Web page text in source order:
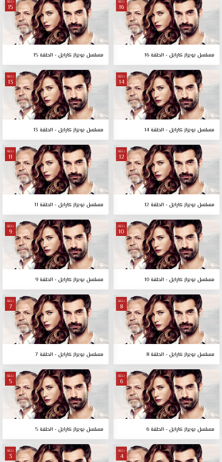
حلقة
16
مسلسل بويراز كارايل - الحلقة 16
حلقة
15
مسلسل بويراز كارايل - الحلقة 15
حلقة
14
مسلسل بويراز كارايل - الحلقة 14
حلقة
13
مسلسل بويراز كارايل - الحلقة 13
حلقة
12
مسلسل بويراز كارايل - الحلقة 12
حلقة
11
مسلسل بويراز كارايل - الحلقة 11
حلقة
10
مسلسل بويراز كارايل - الحلقة 10
حلقة
9
مسلسل بويراز كارايل - الحلقة 9
حلقة
8
مسلسل بويراز كارايل - الحلقة 8
حلقة
7
مسلسل بويراز كارايل - الحلقة 7
حلقة
6
مسلسل بويراز كارايل - الحلقة 6
حلقة
5
مسلسل بويراز كارايل - الحلقة 5
حلقة
4
حلقة
3